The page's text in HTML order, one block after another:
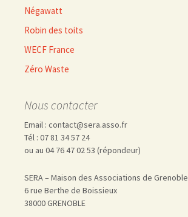
Négawatt
Robin des toits
WECF France
Zéro Waste
Nous contacter
Email : contact@sera.asso.fr
Tél : 07 81 34 57 24
ou au 04 76 47 02 53 (répondeur)
SERA – Maison des Associations de Grenoble
6 rue Berthe de Boissieux
38000 GRENOBLE